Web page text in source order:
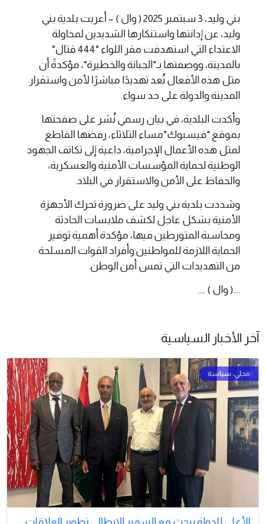
بني وليد، 3 سبتمبر 2025 ( وال ) – أعربت بلدية بني
وليد، عن إدانتها واستنكارها الشديدين لمحاولة
الاعتداء التي استهدفت مقر اللواء "444 قتال"
بالمدينة، ووصفتها بـ"الجبانة والخطيرة"، مؤكدةً أن
مثل هذه الأفعال تُعد تهديدًا مباشرًا لأمن واستقرار
المدينة والدولة على حد سواء.
وأكدت البلدية، في بيان رسمي نُشر على صفحتها
بموقع "فيسبوك"مساء الثلاثاء، رفضها القاطع
لمثل هذه الأعمال الإجرامية، داعية إلى تكاتف الجهود
الوطنية لحماية المؤسسات الأمنية والعسكرية،
والحفاظ على الأمن والاستقرار في البلاد.
وشددت بلدية بني وليد على ضرورة تحرك الأجهزة
الأمنية بشكل عاجل لكشف ملابسات الحادثة
ومحاسبة المتورطين فيها، مؤكدة أهمية توفير
الحماية اللازمة للمواطنين وأفراد القوات المسلحة
من التهديدات التي تمس أمن الوطن.
....( وال ) ....
آخر الأخبار السياسية